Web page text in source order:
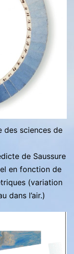
des sciences de
de Saussure
en fonction de
(variation
dans l’air.)